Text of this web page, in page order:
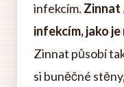
infekcím. Zinnat
infekcím, jako
Zinnat působí
si buněčné